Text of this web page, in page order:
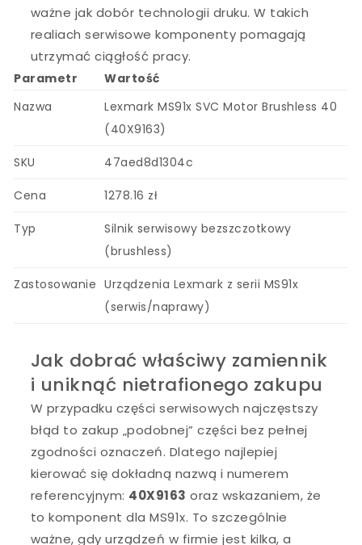
ważne jak dobór technologii druku. W takich
realiach serwisowe komponenty pomagają
utrzymać ciągłość pracy.
Parametr
Wartość
Nazwa
Lexmark MS91x SVC Motor Brushless 40
(40X9163)
SKU 47aed8d1304c
Cena 1278.16 zł
Typ
Silnik serwisowy bezszczotkowy
(brushless)
Zastosowanie Urządzenia Lexmark z serii MS91x
(serwis/naprawy)
Jak dobrać właściwy zamiennik
i uniknąć nietrafionego zakupu
W przypadku części serwisowych najczęstszy
błąd to zakup „podobnej” części bez pełnej
zgodności oznaczeń. Dlatego najlepiej
kierować się dokładną nazwą i numerem
referencyjnym: 40X9163 oraz wskazaniem, że
to komponent dla MS91x. To szczególnie
ważne, gdy urządzeń w firmie jest kilka, a